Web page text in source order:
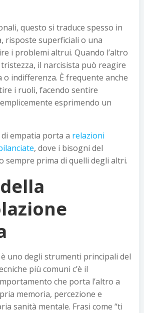
questo si traduce spesso in
risposte superficiali o una
i problemi altrui. Quando l’altro
il narcisista può reagire
indifferenza. È frequente anche
i ruoli, facendo sentire
esprimendo un
empatia porta a relazioni
, dove i bisogni del
sempre prima di quelli degli altri.
uno degli strumenti principali del
più comuni c’è il
che porta l’altro a
memoria, percezione e
sanità mentale. Frasi come “ti